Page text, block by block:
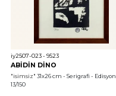
iy2507-023 - 9523
ABİDİN DİNO
"isimsiz" 31x26 cm - Serigrafi - Edisyon